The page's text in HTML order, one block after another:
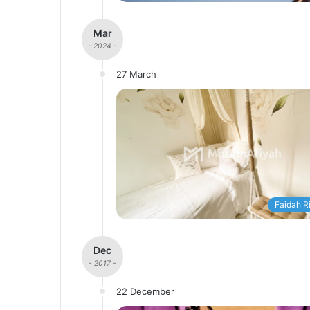
Mar
- 2024 -
27 March
Faidah
Dec
- 2017 -
22 December